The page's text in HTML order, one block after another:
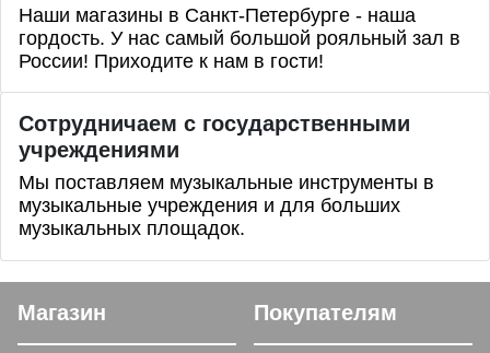
Наши магазины в Санкт-Петербурге - наша
гордость. У нас самый большой рояльный зал в
России! Приходите к нам в гости!
Сотрудничаем с государственными
учреждениями
Мы поставляем музыкальные инструменты в
музыкальные учреждения и для больших
музыкальных площадок.
Магазин Покупателям